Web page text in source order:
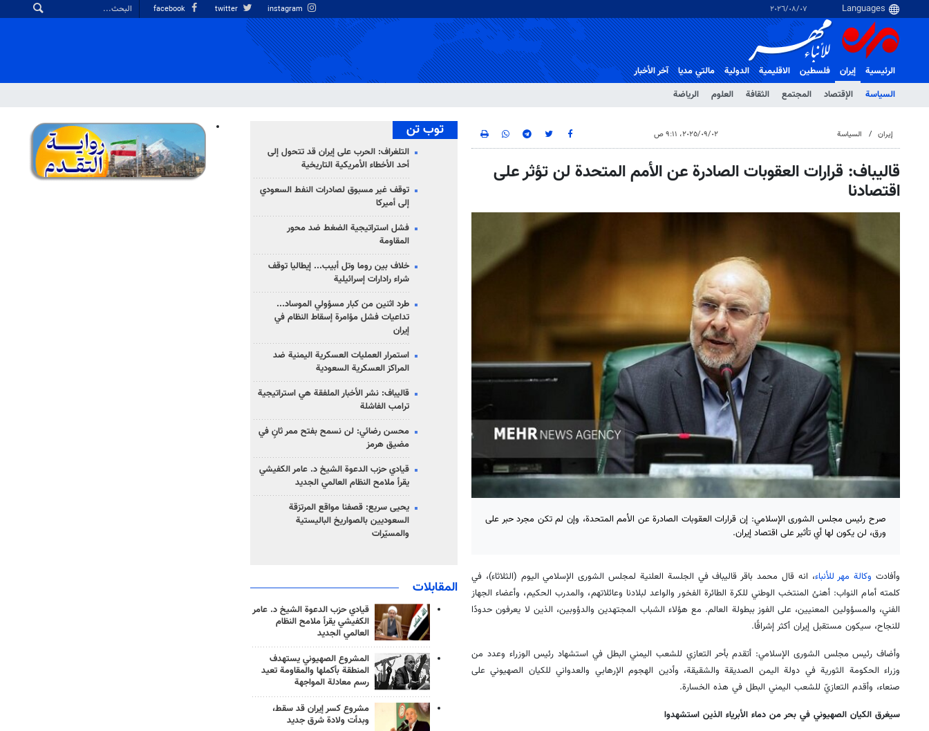
٠٧‏/٠٨‏/٢٠٢٦
الرئيسية
إيران
السياسة
الإقتصاد المجتمع الثقافة العلوم الرياضة
فلسطین الاقلیمیة الدولية مالتي مدیا آخر الأخبار
إيران السياسة ٠٢‏/٠٩‏/٢٠٢٥، ٩:١١ ص
قاليباف: قرارات العقوبات الصادرة عن الأمم المتحدة لن تؤثر على
اقتصادنا
صرح رئيس مجلس الشورى الإسلامي: إن قرارات العقوبات الصادرة عن الأمم المتحدة، وإن لم تكن مجرد حبر على
ورق، لن يكون لها أي تأثير على اقتصاد إيران.
وأفادت وكالة مهر للأنباء، انه قال محمد باقر قاليباف في الجلسة العلنية لمجلس الشورى الإسلامي اليوم (الثلاثاء)، في
كلمته أمام النواب: أهنئ المنتخب الوطني للكرة الطائرة الفخور والواعد لبلادنا وعائلاتهم، والمدرب الحكيم، وأعضاء الجهاز
الفني، والمسؤولين المعنيين، على الفوز ببطولة العالم. مع هؤلاء الشباب المجتهدين والدؤوبين، الذين لا يعرفون حدودًا
للنجاح، سيكون مستقبل إيران أكثر إشراقًا.
وأضاف رئيس مجلس الشورى الإسلامي: أتقدم بأحر التعازي للشعب اليمني البطل في استشهاد رئيس الوزراء وعدد من
وزراء الحكومة الثورية في دولة اليمن الصديقة والشقيقة، وأدين الهجوم الإرهابي والعدواني للكيان الصهيوني على
صنعاء، وأقدم التعازيّ للشعب اليمني البطل في هذه الخسارة.
سيغرق الكيان الصهيوني في بحر من دماء الأبرياء الذين استشهدوا
توب تن
التلغراف: الحرب على إيران قد تتحول إلى
أحد الأخطاء الأمريكية التاريخية
توقف غير مسبوق لصادرات النفط السعودي
إلى أميركا
فشل استراتيجية الضغط ضد محور
المقاومة
خلاف بين روما وتل أبيب... إيطاليا توقف
شراء رادارات إسرائيلية
طرد اثنين من كبار مسؤولي الموساد...
تداعيات فشل مؤامرة إسقاط النظام في
إيران
استمرار العمليات العسكرية اليمنية ضد
المراكز العسكرية السعودية
قاليباف: نشر الأخبار الملفقة هي استراتيجية
ترامب الفاشلة
محسن رضائي: لن نسمح بفتح ممر ثانٍ في
مضيق هرمز
قيادي حزب الدعوة الشيخ د. عامر الكفيشي
يقرأ ملامح النظام العالمي الجديد
يحيى سريع: قصفنا مواقع المرتزقة
السعوديين بالصواريخ الباليستية
والمسيّرات
المقابلات
قيادي حزب الدعوة الشيخ د. عامر
الكفيشي يقرأ ملامح النظام
العالمي الجديد
المشروع الصهيوني يستهدف
المنطقة بأكملها والمقاومة تعيد
رسم معادلة المواجهة
مشروع كسر إيران قد سقط،
وبدأت ولادة شرق جديد